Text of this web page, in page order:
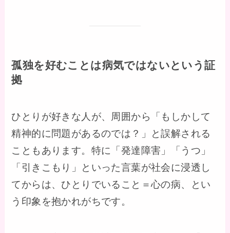
孤独を好むことは病気ではないという証
拠
ひとりが好きな人が、周囲から「もしかして
精神的に問題があるのでは？」と誤解される
こともあります。特に「発達障害」「うつ」
「引きこもり」といった言葉が社会に浸透し
てからは、ひとりでいること＝心の病、とい
う印象を抱かれがちです。